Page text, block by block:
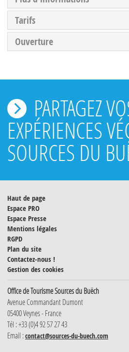
Tarifs
Ouverture
PARTAGEZ
EXPÉRIENCES
SOURCES DU
Haut de page
Espace PRO
Espace Presse
Mentions légales
RGPD
Plan du site
Contactez-nous !
Gestion des cookies
Office de Tourisme Sources du Buëch
Avenue Commandant Dumont
05400 Veynes - France
Tél : +33 (0)4 92 57 27 43
Email :contact@sources-du-buech.com